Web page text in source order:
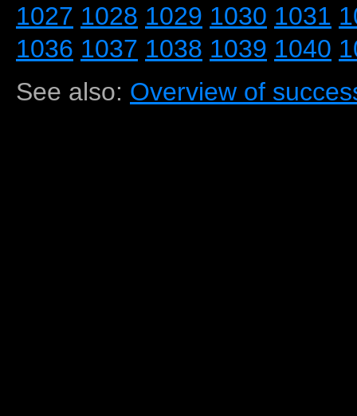
1027 1028 1029 1030 1031
1036 1037 1038 1039 1040
See also: Overview of